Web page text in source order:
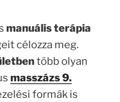
manuális terápia
célozza meg.
több olyan
masszázs 9.
formák is